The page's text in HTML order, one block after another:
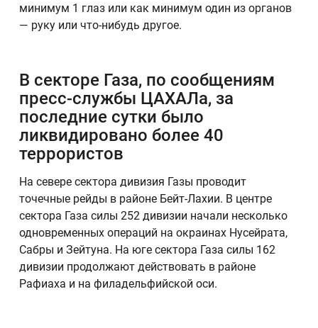
минимум 1 глаз или как минимум один из органов
— руку или что-нибудь другое.
В секторе Газа, по сообщениям
пресс-службы ЦАХАЛа, за
последние сутки было
ликвидировано более 40
террористов
На севере сектора дивизия Газы проводит
точечные рейды в районе Бейт-Лахии. В центре
сектора Газа силы 252 дивизии начали несколько
одновременных операций на окраинах Нусейрата,
Сабры и Зейтуна. На юге сектора Газа силы 162
дивизии продолжают действовать в районе
Рафиаха и на филадельфийской оси.